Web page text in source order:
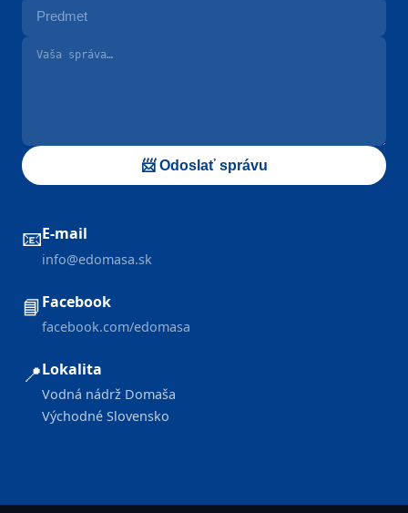
📨 Odoslať správu
📧E-mail
info@edomasa.sk
📘Facebook
facebook.com/edomasa
📍Lokalita
Vodná nádrž Domaša
Východné Slovensko